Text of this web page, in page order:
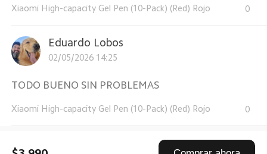
Xiaomi High-capacity Gel Pen (10-Pack) (Red) Rojo 0
Eduardo Lobos
02/05/2026 14:25
TODO BUENO SIN PROBLEMAS
Xiaomi High-capacity Gel Pen (10-Pack) (Red) Rojo 0